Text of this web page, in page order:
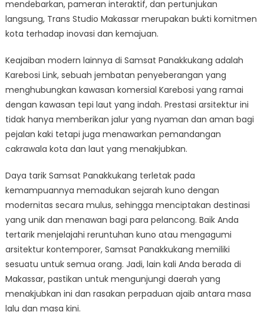
mendebarkan, pameran interaktif, dan pertunjukan
langsung, Trans Studio Makassar merupakan bukti komitmen
kota terhadap inovasi dan kemajuan.
Keajaiban modern lainnya di Samsat Panakkukang adalah
Karebosi Link, sebuah jembatan penyeberangan yang
menghubungkan kawasan komersial Karebosi yang ramai
dengan kawasan tepi laut yang indah. Prestasi arsitektur ini
tidak hanya memberikan jalur yang nyaman dan aman bagi
pejalan kaki tetapi juga menawarkan pemandangan
cakrawala kota dan laut yang menakjubkan.
Daya tarik Samsat Panakkukang terletak pada
kemampuannya memadukan sejarah kuno dengan
modernitas secara mulus, sehingga menciptakan destinasi
yang unik dan menawan bagi para pelancong. Baik Anda
tertarik menjelajahi reruntuhan kuno atau mengagumi
arsitektur kontemporer, Samsat Panakkukang memiliki
sesuatu untuk semua orang. Jadi, lain kali Anda berada di
Makassar, pastikan untuk mengunjungi daerah yang
menakjubkan ini dan rasakan perpaduan ajaib antara masa
lalu dan masa kini.